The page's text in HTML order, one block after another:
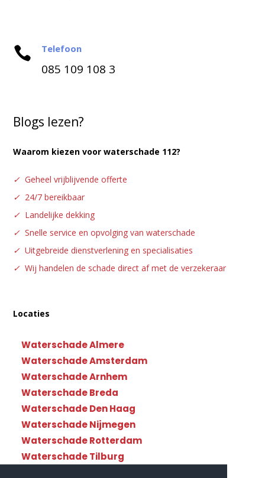
 Telefoon
085 109 108 3
Blogs lezen?
Waarom kiezen voor waterschade 112?
✓ Geheel vrijblijvende offerte
✓ 24/7 bereikbaar
✓ Landelijke dekking
✓ Snelle service en opvolging van waterschade
✓ Uitgebreide dienstverlening en specialisaties
✓ Wij handelen de schade direct af met de verzekeraar
Locaties
Waterschade Almere
Waterschade Amsterdam
Waterschade Arnhem
Waterschade Breda
Waterschade Den Haag
Waterschade Nijmegen
Waterschade Rotterdam
Waterschade Tilburg